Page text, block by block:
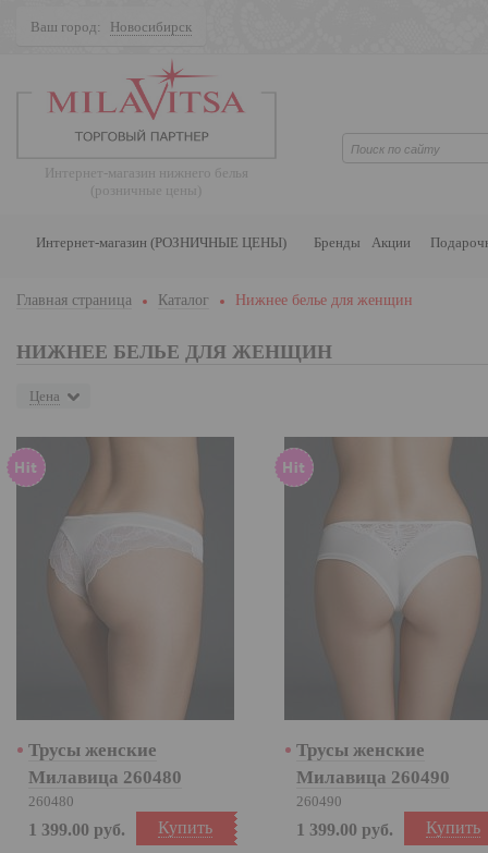
Ваш город: Новосибирск
Интернет-магазин нижнего белья
(розничные цены)
Интернет-магазин (РОЗНИЧНЫЕ ЦЕНЫ) Бренды Акции
Главная страница Каталог Нижнее белье для женщин
НИЖНЕЕ БЕЛЬЕ ДЛЯ ЖЕНЩИН
Цена
Трусы женские
Милавица 260480
260480
Купить
1 399.00 руб.
Трусы женские
Милавица 260490
260490
Купить
1 399.00 руб.